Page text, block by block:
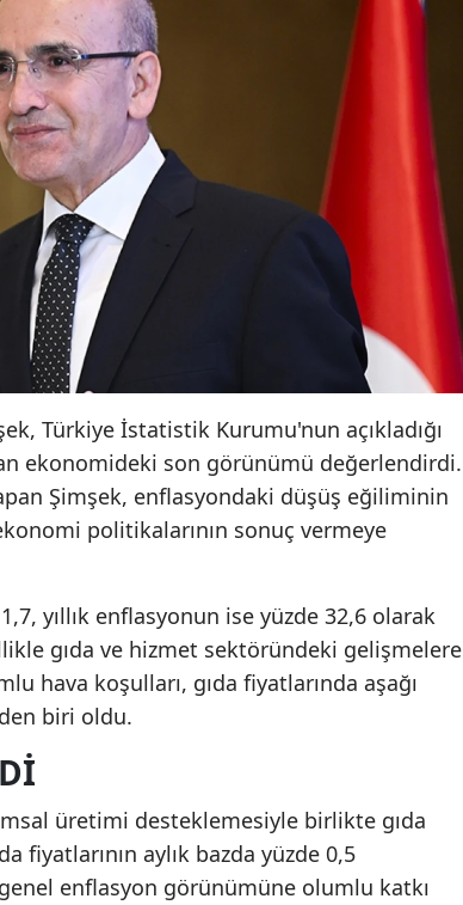
Türkiye İstatistik Kurumu'nun açıkladığı
ekonomideki son görünümü değerlendirdi.
Şimşek, enflasyondaki düşüş eğiliminin
politikalarının sonuç vermeye
yıllık enflasyonun ise yüzde 32,6 olarak
gıda ve hizmet sektöründeki gelişmelere
hava koşulları, gıda fiyatlarında aşağı
biri oldu.
üretimi desteklemesiyle birlikte gıda
fiyatlarının aylık bazda yüzde 0,5
enflasyon görünümüne olumlu katkı